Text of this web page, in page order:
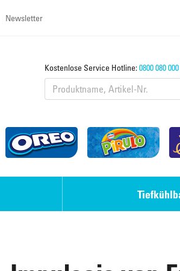
Newsletter
Kostenlose Service Hotline:0800 080 000